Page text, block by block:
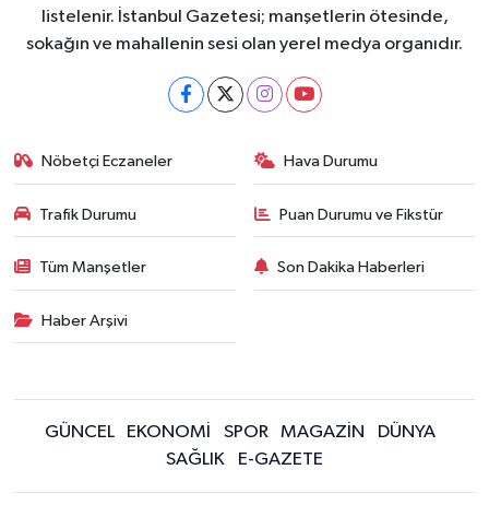
listelenir. İstanbul Gazetesi; manşetlerin ötesinde,
sokağın ve mahallenin sesi olan yerel medya organıdır.
Nöbetçi Eczaneler Hava Durumu
Trafik Durumu Puan Durumu ve Fikstür
Tüm Manşetler Son Dakika Haberleri
Haber Arşivi
GÜNCEL EKONOMİ SPOR MAGAZİN
DÜNYA
SAĞLIK
E-GAZETE